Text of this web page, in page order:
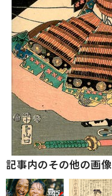
記事内のその他の画像